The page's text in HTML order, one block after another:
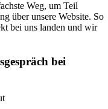
Weg, um Teil
über unsere Website. So
bei uns landen und wir
bei